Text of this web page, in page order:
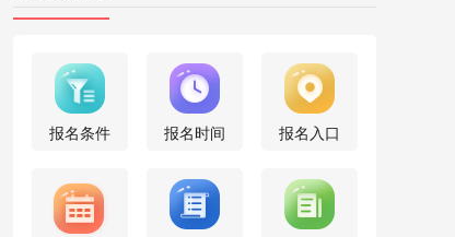
报名条件 报名时间 报名入口